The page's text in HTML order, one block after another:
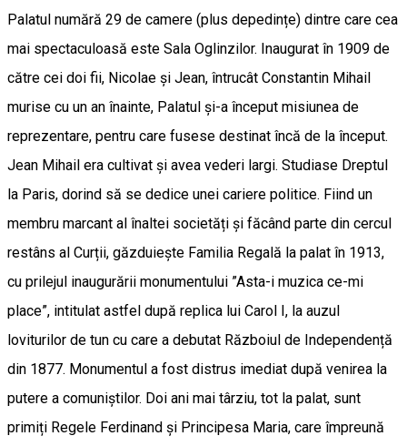
Palatul numără 29 de camere (plus depedințe) dintre care cea
mai spectaculoasă este Sala Oglinzilor. Inaugurat în 1909 de
către cei doi fii, Nicolae și Jean, întrucât Constantin Mihail
murise cu un an înainte, Palatul și-a început misiunea de
reprezentare, pentru care fusese destinat încă de la început.
Jean Mihail era cultivat și avea vederi largi. Studiase Dreptul
la Paris, dorind să se dedice unei cariere politice. Fiind un
membru marcant al înaltei societăți și făcând parte din cercul
restâns al Curții, găzduiește Familia Regală la palat în 1913,
cu prilejul inaugurării monumentului ”Asta-i muzica ce-mi
place”, intitulat astfel după replica lui Carol I, la auzul
loviturilor de tun cu care a debutat Războiul de Independență
din 1877. Monumentul a fost distrus imediat după venirea la
putere a comuniștilor. Doi ani mai târziu, tot la palat, sunt
primiți Regele Ferdinand și Principesa Maria, care împreună